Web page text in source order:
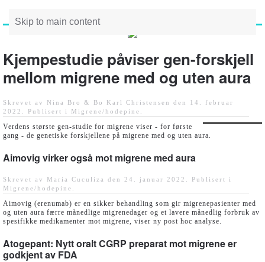
Skip to main content
Kjempestudie påviser gen-forskjell
mellom migrene med og uten aura
Skrevet av Nina Bro & Bo Karl Christensen den 14. februar
2022
. Publisert i Migrene/hodepine
Verdens største gen-studie for migrene viser - for første
gang - de genetiske forskjellene på migrene med og uten aura.
Aimovig virker også mot migrene med aura
Skrevet av Maria Cuculiza den 24. januar 2022
. Publisert i
Migrene/hodepine
Aimovig (erenumab) er en sikker behandling som gir migrenepasienter med
og uten aura færre månedlige migrenedager og et lavere månedlig forbruk av
spesifikke medikamenter mot migrene, viser ny post hoc analyse.
Atogepant: Nytt oralt CGRP preparat mot migrene er
godkjent av FDA